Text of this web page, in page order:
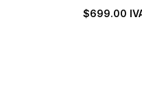
$699.00